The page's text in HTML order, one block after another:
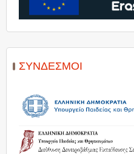
ΣΎΝΔΕΣΜΟΙ